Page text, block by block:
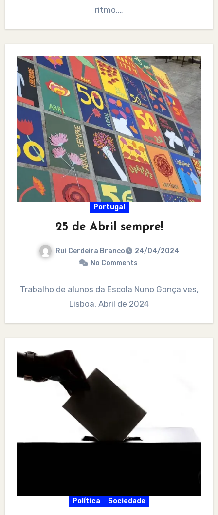
ritmo,…
Portugal
25 de Abril sempre!
Rui Cerdeira Branco
24/04/2024
No Comments
Trabalho de alunos da Escola Nuno Gonçalves,
Lisboa, Abril de 2024
Política Sociedade